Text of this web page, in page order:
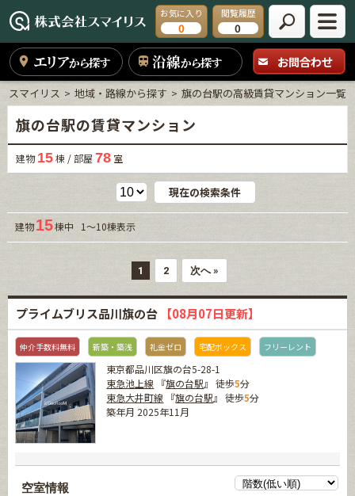
お気に入り
0
閲覧履歴
0
エリアから探す 沿線から探す お問合わせ
スマイリス 地域・路線から探す 旗の台駅の高級賃貸マンション一覧
旗の台駅の賃貸マンション
建物15棟 / 部屋 78室
現在の検索条件
建物15棟中 1～10棟表示
1 2 次へ »
プライムブリス品川旗の台 【08月07日更新】
仲介手数料無料 新築・築浅 礼金ゼロ 宅配ボックス フリーレント
東京都品川区旗の台5-28-1
東急池上線 『旗の台駅』 徒歩5分
東急大井町線 『旗の台駅』 徒歩5分
築年月 2025年11月
空室情報